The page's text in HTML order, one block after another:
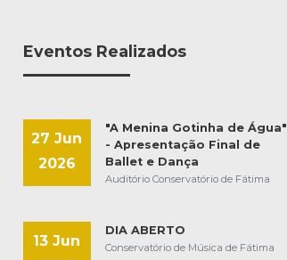
Eventos Realizados
27 Jun
2026
"A Menina Gotinha de Água"
- Apresentação Final de
Ballet e Dança
Auditório Conservatório de Fátima
13 Jun
DIA ABERTO
Conservatório de Música de Fátima